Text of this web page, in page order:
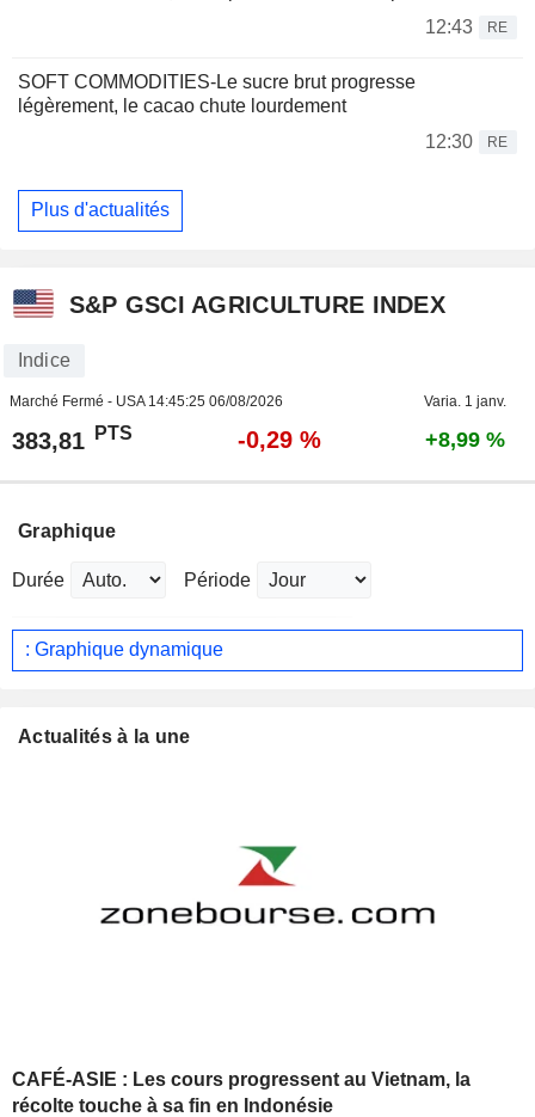
12:43
RE
SOFT COMMODITIES-Le sucre brut progresse
légèrement, le cacao chute lourdement
12:30
RE
Plus d'actualités
S&P GSCI AGRICULTURE INDEX
Indice
Marché Fermé - USA 14:45:25 06/08/2026 Varia. 1 janv.
383,81 PTS -0,29 % +8,99 %
Graphique
Durée Période
: Graphique dynamique
Actualités à la une
CAFÉ-ASIE : Les cours progressent au Vietnam, la
récolte touche à sa fin en Indonésie